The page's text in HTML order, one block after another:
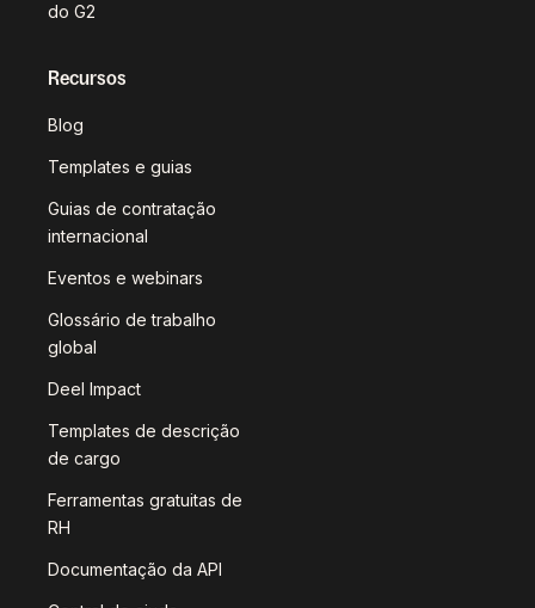
do G2
Recursos
Blog
Templates e guias
Guias de contratação
internacional
Eventos e webinars
Glossário de trabalho
global
Deel Impact
Templates de descrição
de cargo
Ferramentas gratuitas de
RH
Documentação da API